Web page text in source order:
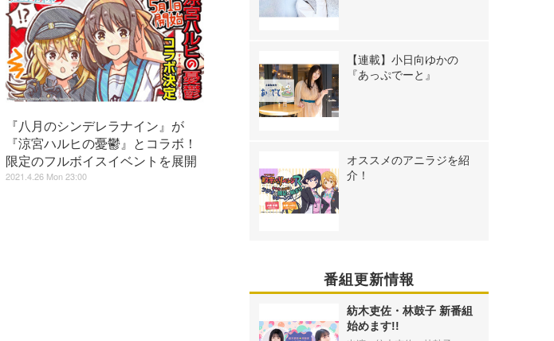
『八月のシンデレラナイン』が
『涼宮ハルヒの憂鬱』とコラボ！
限定のフルボイスイベントを展開
2021.4.26 Mon 23:00
【連載】小日向ゆかの
『あっぷでーと』
オススメのアニラジを紹
介！
番組更新情報
紡木吏佐・林鼓子 新番組
始めます!!